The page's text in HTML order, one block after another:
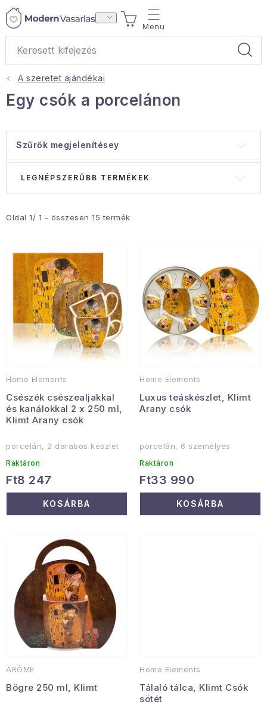
Ugrás
KOSÁR
Teák
Lakástextil
Gyűjtemény
Egészség és szépség
Sport és szabadban
Sziasztok, hív a nyár.
Pohodából importálva - rendezés
Szezonális kategóriák
Fekete Péntek
Januári akció
Veľkoobchodná spolupráca
A személyes adatok védelmének feltételei
Hogyan kell panaszkodni / visszaadni az áruka
Kereskedelem feltételes
A szeretet ajándékai
Egy csók a porcelánon
Szűrők megjelenítésey
m
k
e
s
j
a
Oldal 1/ 1 - összesen 15 termék
m
k
e
e
n
z
é
s
LEGNÉPSZERŰBB TERMÉKEK
Home Elements
Csészék csészealjakkal
és kanálokkal 2 x 250 ml,
Klimt Arany csók
porcelán, 2 darabos készlet
Raktáron
Ft8 247
KOSÁRBA
Home Elements
Luxus teáskészlet, Klimt
Arany csók
porcelán, 6 személyes
Raktáron
Ft33 990
KOSÁRBA
ARÔME
Bögre 250 ml, Klimt
Home Elements
Tálaló tálca, Klimt Csók
sötét